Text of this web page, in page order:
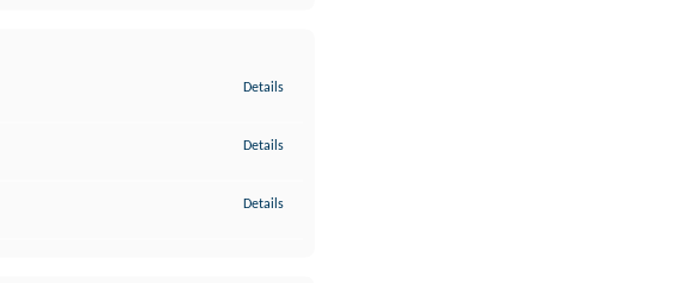
Details
Details
Details